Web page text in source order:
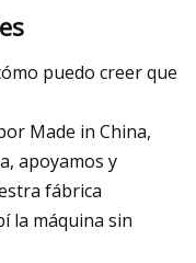
puedo creer que
Made in China,
apoyamos y
fábrica
la máquina sin